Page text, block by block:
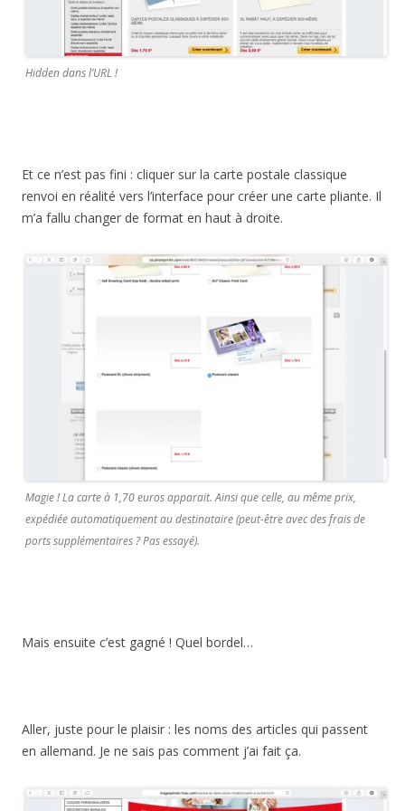
Hidden dans l’URL !
Et ce n’est pas fini : cliquer sur la carte postale classique
renvoi en réalité vers l’interface pour créer une carte pliante. Il
m’a fallu changer de format en haut à droite.
Magie ! La carte à 1,70 euros apparait. Ainsi que celle, au même prix,
expédiée automatiquement au destinataire (peut-être avec des frais de
ports supplémentaires ? Pas essayé).
Mais ensuite c’est gagné ! Quel bordel…
Aller, juste pour le plaisir : les noms des articles qui passent
en allemand. Je ne sais pas comment j’ai fait ça.